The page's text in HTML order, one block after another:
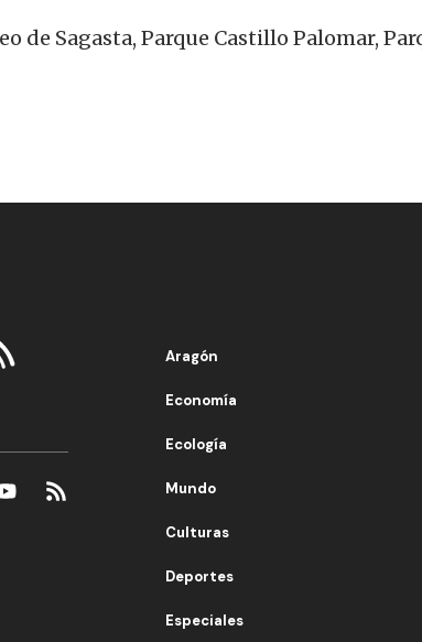
de Sagasta, Parque Castillo Palomar,
Aragón
Economía
Ecología
Mundo
Culturas
Deportes
Especiales